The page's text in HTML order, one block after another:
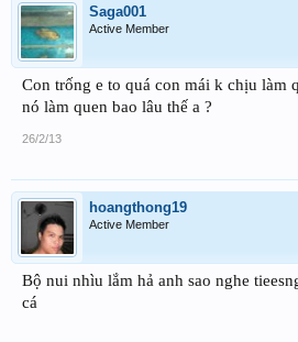
Saga001
Active Member
Con trống e to quá con mái k chịu làm
nó làm quen bao lâu thế a ?
26/2/13
hoangthong19
Active Member
Bộ nui nhìu lắm hả anh sao nghe
cá